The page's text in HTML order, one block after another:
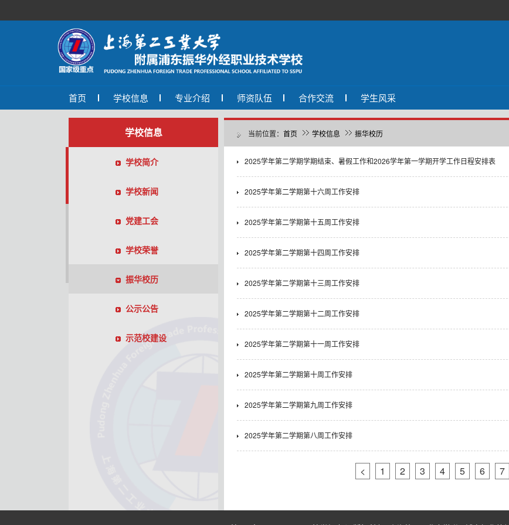
首页 学校信息 专业介绍 师资队伍 合作交流 学生风采
学校信息
学校简介
学校新闻
党建工会
学校荣誉
振华校历
公示公告
示范校建设
当前位置： 首页 学校信息 振华校历
2025学年第二学期学期结束、暑假工作和2026学年第一学期开学工作日程安排表
2025学年第二学期第十六周工作安排
2025学年第二学期第十五周工作安排
2025学年第二学期第十四周工作安排
2025学年第二学期第十三周工作安排
2025学年第二学期第十二周工作安排
2025学年第二学期第十一周工作安排
2025学年第二学期第十周工作安排
2025学年第二学期第九周工作安排
2025学年第二学期第八周工作安排
< 1 2 3 4 5 6 7